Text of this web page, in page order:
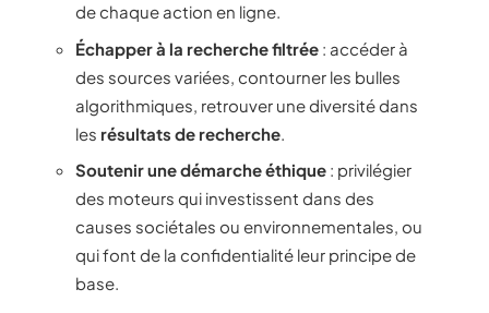
de chaque action en ligne.
Échapper à la recherche filtrée : accéder à
des sources variées, contourner les bulles
algorithmiques, retrouver une diversité dans
les résultats de recherche
Soutenir une démarche éthique : privilégier
des moteurs qui investissent dans des
causes sociétales ou environnementales, ou
qui font de la confidentialité leur principe de
base.